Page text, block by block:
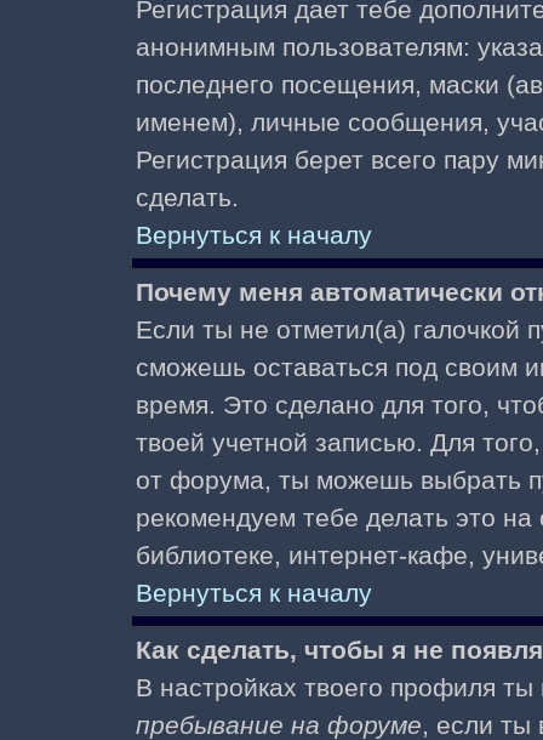
Регистрация дает тебе
анонимным пользователям:
последнего посещения, маски
именем), личные сообщения,
Регистрация берет всего пару
сделать.
Вернуться к началу
Почему меня автоматически
Если ты не отметил(а) галочкой
сможешь оставаться под своим
время. Это сделано для того,
твоей учетной записью. Для
от форума, ты можешь выбрать
рекомендуем тебе делать это
библиотеке, интернет-кафе,
Вернуться к началу
Как сделать, чтобы я не
В настройках твоего профиля
пребывание на форуме, если